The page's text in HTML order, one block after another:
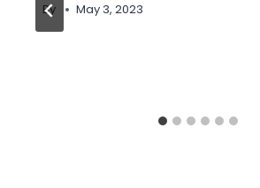
By May 3, 2023